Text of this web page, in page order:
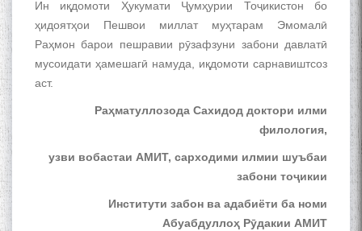
Ин иқдомоти Ҳукумати Ҷумҳурии Тоҷикистон бо
ҳидоятҳои Пешвои миллат муҳтарам Эмомалӣ
Раҳмон барои пешравии рӯзафзуни забони давлатӣ
мусоидати ҳамешагӣ намуда, иқдомоти сарнавиштсоз
аст.
Раҳматуллозода Сахидод доктори илми
филология,
узви вобастаи АМИТ, сарходими илмии шуъбаи
забони тоҷикии
Институти забон ва адабиёти ба номи
Абуабдуллоҳ Рӯдакии АМИТ
poetry from Устод Мумин
Қаноат (Ustod Mumin Qanoat)
Mehrafarin about the conflict
of the name of the Persian